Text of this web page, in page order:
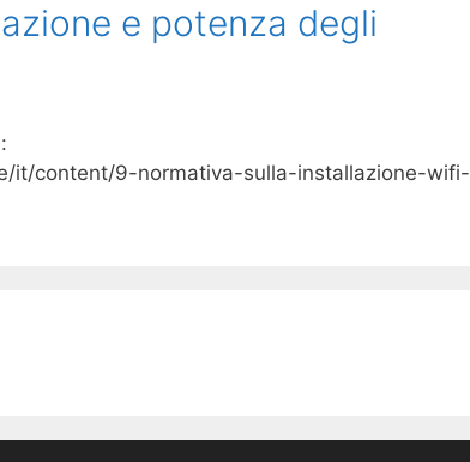
e potenza degli
it/content/9-normativa-sulla-installazione-wifi-